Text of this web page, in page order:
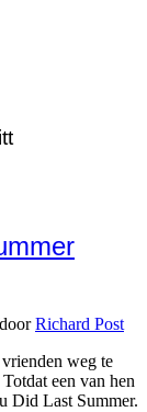
doorRichard Post
weg te
een van hen
Did Last Summer.